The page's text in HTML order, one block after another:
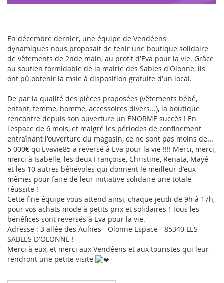
En décembre dernier, une équipe de Vendéens
dynamiques nous proposait de tenir une boutique solidaire
de vêtements de 2nde main, au profit d'Eva pour la vie. Grâce
au soutien formidable de la mairie des Sables d'Olonne, ils
ont pû obtenir la msie à disposition gratuite d'un local.
De par la qualité des pièces proposées (vêtements bébé,
enfant, femme, homme, accessoires divers...), la boutique
rencontre depuis son ouverture un ENORME succès ! En
l'espace de 6 mois, et malgré les périodes de confinement
entraînant l'ouverture du magasin, ce ne sont pas moins de...
5 000€ qu'Evavie85 a reversé à Eva pour la vie !!!! Merci, merci,
merci à Isabelle, les deux Françoise, Christine, Renata, Mayé
et les 10 autres bénévoles qui donnent le meilleur d'eux-
mêmes pour faire de leur initiative solidaire une totale
réussite !
Cette fine équipe vous attend ainsi, chaque jeudi de 9h à 17h,
pour vos achats mode à petits prix et solidaires ! Tous les
bénéfices sont reversés à Eva pour la vie.
Adresse : 3 allée des Aulnes - Olonne Espace - 85340 LES
SABLES D'OLONNE !
Merci à eux, et merci aux Vendéens et aux touristes qui leur
rendront une petite visite